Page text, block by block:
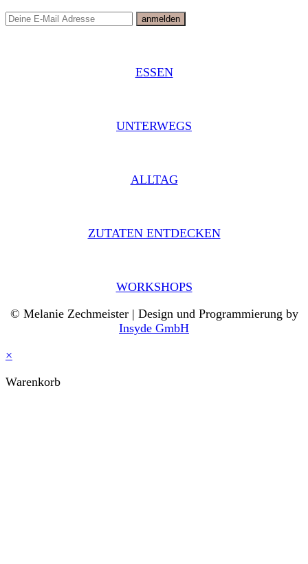
ESSEN
UNTERWEGS
ALLTAG
ZUTATEN ENTDECKEN
WORKSHOPS
© Melanie Zechmeister | Design und Programmierung by
Insyde GmbH
×
Warenkorb